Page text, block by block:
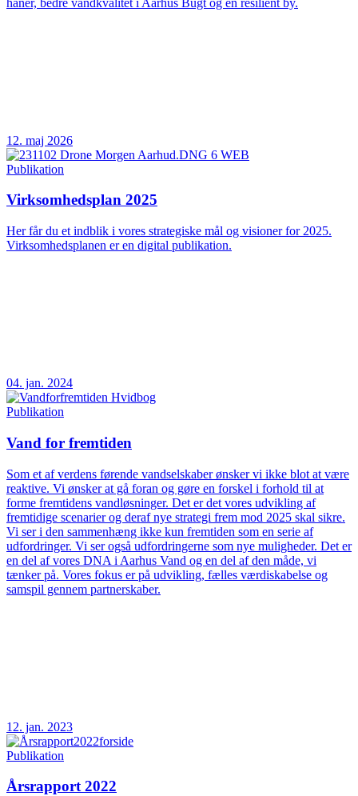
12. maj 2026
Publikation
Virksomhedsplan 2025
Her får du et indblik i vores strategiske mål og visioner for 2025.
Virksomhedsplanen er en digital publikation.
04. jan. 2024
Publikation
Vand for fremtiden
Som et af verdens førende vandselskaber ønsker vi ikke blot at være
reaktive. Vi ønsker at gå foran og gøre en forskel i forhold til at
forme fremtidens vandløsninger. Det er det vores udvikling af
fremtidige scenarier og deraf nye strategi frem mod 2025 skal sikre.
Vi ser i den sammenhæng ikke kun fremtiden som en serie af
udfordringer. Vi ser også udfordringerne som nye muligheder. Det er
en del af vores DNA i Aarhus Vand og en del af den måde, vi
tænker på. Vores fokus er på udvikling, fælles værdiskabelse og
samspil gennem partnerskaber.
12. jan. 2023
Publikation
Årsrapport 2022